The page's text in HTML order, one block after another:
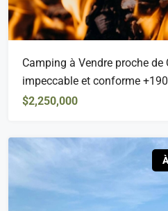
Camping à Vendre proche de
impeccable et conforme
$2,250,000